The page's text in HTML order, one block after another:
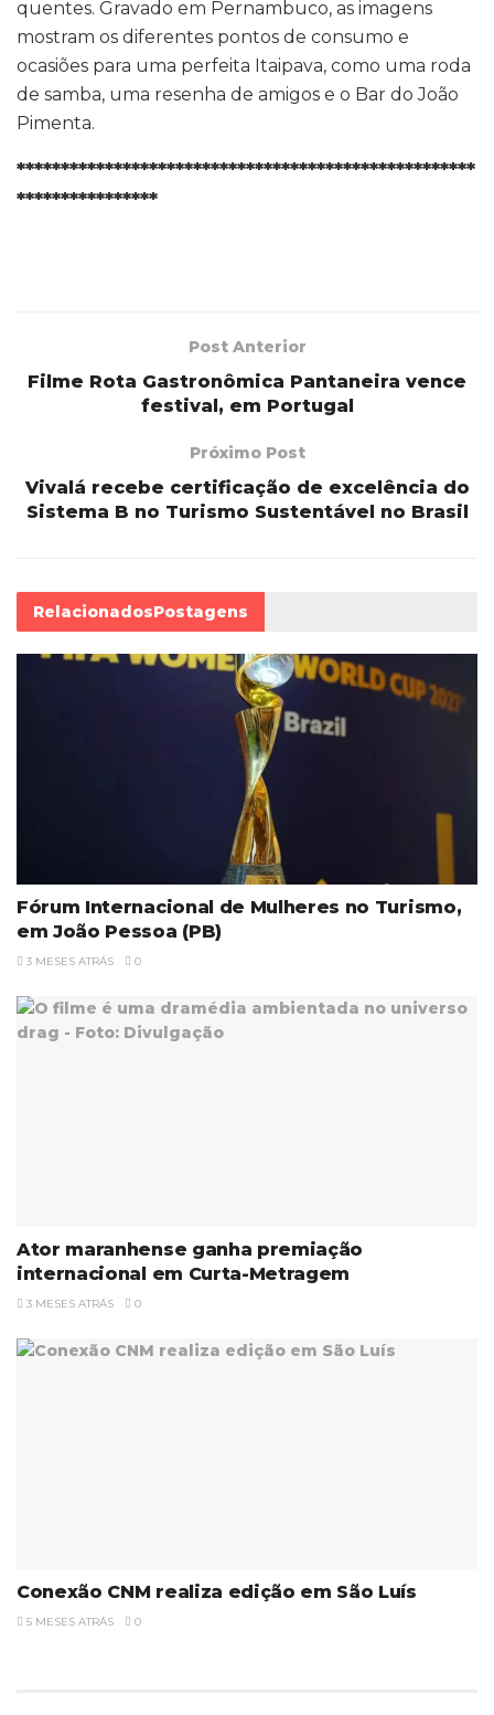
quentes. Gravado em Pernambuco, as imagens
mostram os diferentes pontos de consumo e
ocasiões para uma perfeita Itaipava, como uma roda
de samba, uma resenha de amigos e o Bar do João
Pimenta.
****************************************************
****************
Post Anterior
Filme Rota Gastronômica Pantaneira vence
festival, em Portugal
Próximo Post
Vivalá recebe certificação de excelência do
Sistema B no Turismo Sustentável no Brasil
RelacionadosPostagens
Fórum Internacional de Mulheres no Turismo,
em João Pessoa (PB)
3 MESES ATRÁS 0
Ator maranhense ganha premiação
internacional em Curta-Metragem
3 MESES ATRÁS 0
Conexão CNM realiza edição em São Luís
5 MESES ATRÁS 0